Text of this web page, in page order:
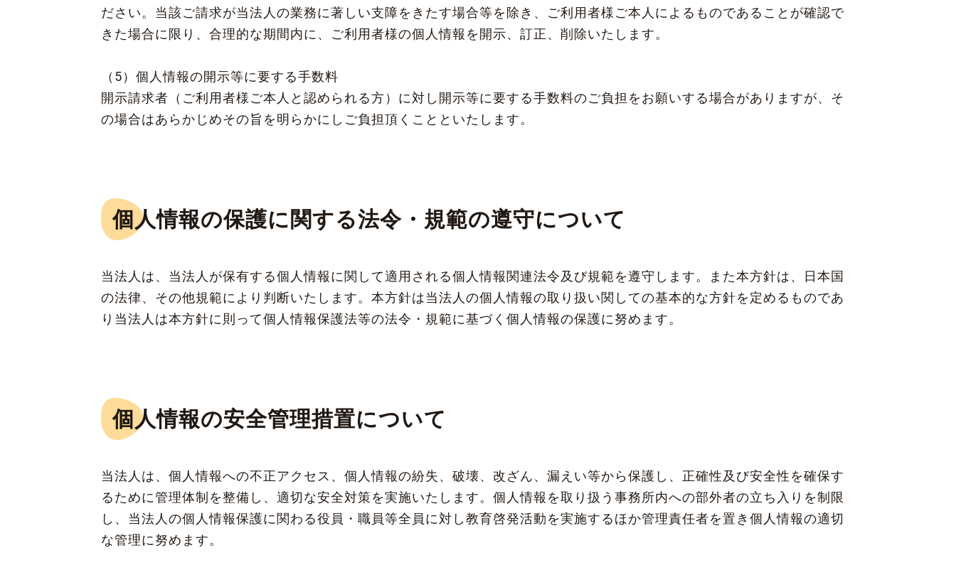
ださい。当該ご請求が当法人の業務に著しい支障をきたす場合等を除き、ご利用者様ご本人によるものであることが確認で
きた場合に限り、合理的な期間内に、ご利用者様の個人情報を開示、訂正、削除いたします。
（5）個人情報の開示等に要する手数料
開示請求者（ご利用者様ご本人と認められる方）に対し開示等に要する手数料のご負担をお願いする場合がありますが、そ
の場合はあらかじめその旨を明らかにしご負担頂くことといたします。
個人情報の保護に関する法令・規範の遵守について
当法人は、当法人が保有する個人情報に関して適用される個人情報関連法令及び規範を遵守します。また本方針は、日本国
の法律、その他規範により判断いたします。本方針は当法人の個人情報の取り扱い関しての基本的な方針を定めるものであ
り当法人は本方針に則って個人情報保護法等の法令・規範に基づく個人情報の保護に努めます。
個人情報の安全管理措置について
当法人は、個人情報への不正アクセス、個人情報の紛失、破壊、改ざん、漏えい等から保護し、正確性及び安全性を確保す
るために管理体制を整備し、適切な安全対策を実施いたします。個人情報を取り扱う事務所内への部外者の立ち入りを制限
し、当法人の個人情報保護に関わる役員・職員等全員に対し教育啓発活動を実施するほか管理責任者を置き個人情報の適切
な管理に努めます。